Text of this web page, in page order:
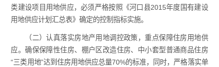
类建设项目用地供应，必须严格按照《河口县2015年度国有建设
用地供应计划汇总表》确定的控制指标实施。
（二）认真落实房地产用地调控政策，重点保障住房用地供
应。确保保障性住房、棚户区改造住房、中小套型普通商品住房
“三类用地”达到住房用地供应总量70%的标准，同时，严格落实单